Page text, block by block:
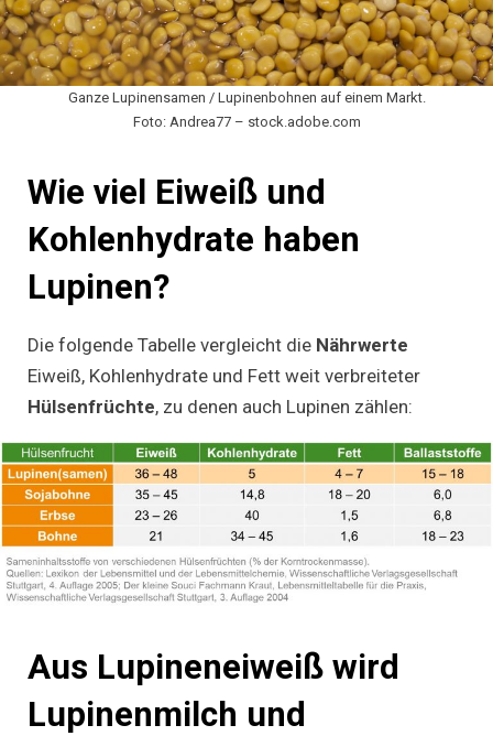
Ganze Lupinensamen / Lupinenbohnen auf einem Markt.
Foto: Andrea77 – stock.adobe.com
Wie viel Eiweiß und
Kohlenhydrate haben
Lupinen?
Die folgende Tabelle vergleicht die Nährwerte
Eiweiß, Kohlenhydrate und Fett weit verbreiteter
Hülsenfrüchte, zu denen auch Lupinen zählen:
Aus Lupineneiweiß wird
Lupinenmilch und